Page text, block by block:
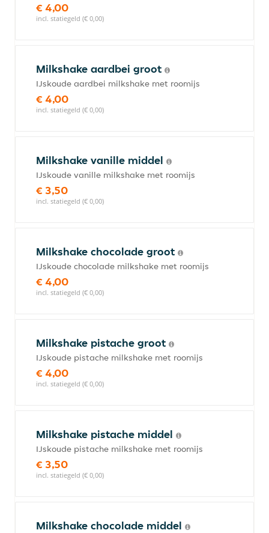
€ 4,00
incl. statiegeld (€ 0,00)
Milkshake aardbei groot
IJskoude aardbei milkshake met roomijs
€ 4,00
incl. statiegeld (€ 0,00)
Milkshake vanille middel
IJskoude vanille milkshake met roomijs
€ 3,50
incl. statiegeld (€ 0,00)
Milkshake chocolade groot
IJskoude chocolade milkshake met roomijs
€ 4,00
incl. statiegeld (€ 0,00)
Milkshake pistache groot
IJskoude pistache milkshake met roomijs
€ 4,00
incl. statiegeld (€ 0,00)
Milkshake pistache middel
IJskoude pistache milkshake met roomijs
€ 3,50
incl. statiegeld (€ 0,00)
Milkshake chocolade middel